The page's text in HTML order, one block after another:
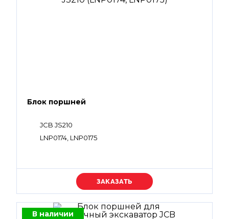
Блок поршней
JCB JS210
LNP0174, LNP0175
Уточняйте цену
В наличии